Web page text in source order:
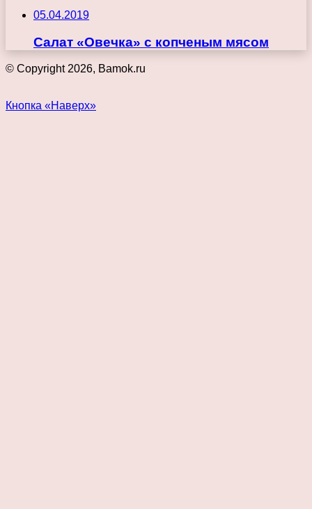
05.04.2019
Салат «Овечка» с копченым мясом
© Copyright 2026, Bamok.ru
Кнопка «Наверх»